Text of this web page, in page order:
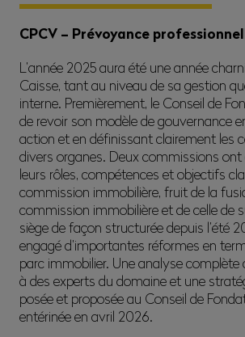
CPCV – Prévoyance
L’année 2025 aura été une année
Caisse, tant au niveau de sa gestion
interne. Premièrement, le Conseil de
de revoir son modèle de gouvernance
action et en définissant clairement les
divers organes. Deux commissions
leurs rôles, compétences et objectifs
commission immobilière, fruit de la
commission immobilière et de celle de
siège de façon structurée depuis l’été
engagé d’importantes réformes en
parc immobilier. Une analyse complète
à des experts du domaine et une
posée et proposée au Conseil de
entérinée en avril 2026.